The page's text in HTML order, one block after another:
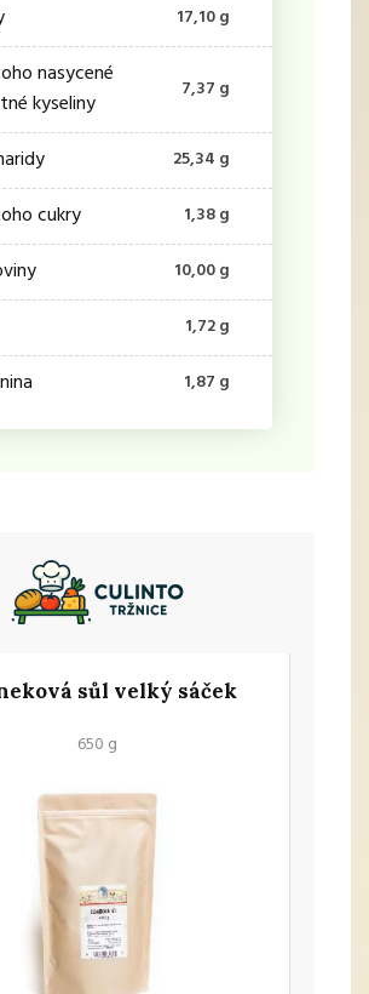
17,10 g
nasycené
kyseliny
7,37 g
25,34 g
cukry 1,38 g
10,00 g
1,72 g
1,87 g
sůl velký sáček
650 g